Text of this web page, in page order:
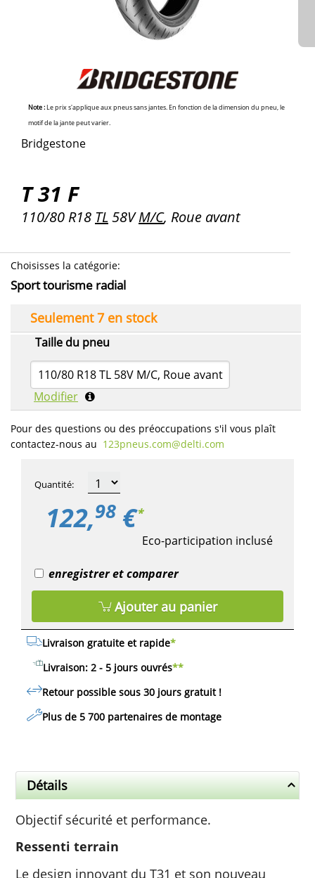
Note :Le prix s'applique aux pneus sans jantes. En fonction de la dimension du pneu, le
motif de la jante peut varier.
Bridgestone
T 31 F
110/80 R18 TL58V M/C, Roue avant
Choisisses la catégorie:
Sport tourisme radial
Taille du pneu
110/80 R18 TL 58V M/C, Roue avant
Modifier
Seulement 7 en stock
Pour des questions ou des préoccupations s'il vous plaît
contactez-nous au 123pneus.com​@delti.com
122,98 €*
Eco-participation inclusé
Livraison gratuite et rapide*
Livraison: 2 - 5 jours ouvrés**
Retour possible sous 30 jours gratuit!
Plus de 5 700 partenaires de montage
Quantité:
enregistrer et comparer
Ajouter au panier
Détails
Objectif sécurité et performance.
Ressenti terrain
Le design innovant du T31 et son nouveau